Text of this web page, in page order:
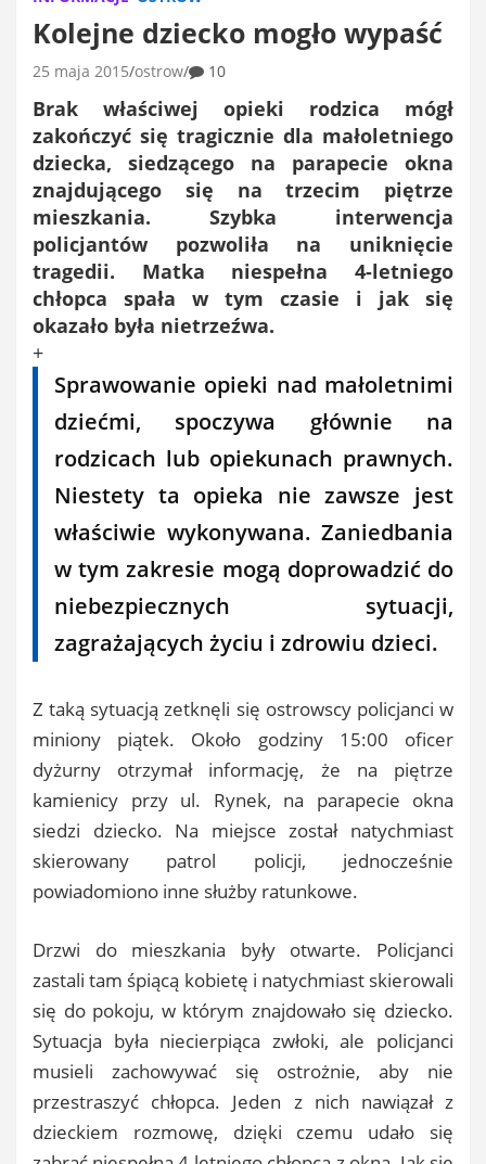
Kolejne dziecko mogło wypaść
25 maja 2015 ostrow 10
Brak właściwej opieki rodzica mógł
zakończyć się tragicznie dla małoletniego
dziecka, siedzącego na parapecie okna
znajdującego się na trzecim piętrze
mieszkania. Szybka interwencja
policjantów pozwoliła na uniknięcie
tragedii. Matka niespełna 4-letniego
chłopca spała w tym czasie i jak się
okazało była nietrzeźwa.
+
Sprawowanie opieki nad małoletnimi
dziećmi, spoczywa głównie na
rodzicach lub opiekunach prawnych.
Niestety ta opieka nie zawsze jest
właściwie wykonywana. Zaniedbania
w tym zakresie mogą doprowadzić do
niebezpiecznych sytuacji,
zagrażających życiu i zdrowiu dzieci.
Z taką sytuacją zetknęli się ostrowscy policjanci w
miniony piątek. Około godziny 15:00 oficer
dyżurny otrzymał informację, że na piętrze
kamienicy przy ul. Rynek, na parapecie okna
siedzi dziecko. Na miejsce został natychmiast
skierowany patrol policji, jednocześnie
powiadomiono inne służby ratunkowe.
Drzwi do mieszkania były otwarte. Policjanci
zastali tam śpiącą kobietę i natychmiast skierowali
się do pokoju, w którym znajdowało się dziecko.
Sytuacja była niecierpiąca zwłoki, ale policjanci
musieli zachowywać się ostrożnie, aby nie
przestraszyć chłopca. Jeden z nich nawiązał z
dzieckiem rozmowę, dzięki czemu udało się